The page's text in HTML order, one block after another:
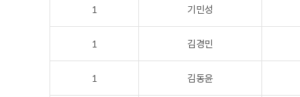
1 기민성
1 김경민
1 김동윤